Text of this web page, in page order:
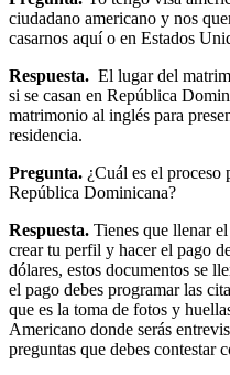
ciudadano americano y nos
casarnos aquí o en Estados
Respuesta. El lugar del
si se casan en República
matrimonio al inglés para
residencia.
Pregunta. ¿Cuál es el proceso
República Dominicana?
Respuesta. Tienes que llenar
crear tu perfil y hacer el pago
dólares, estos documentos se
el pago debes programar las
que es la toma de fotos y
Americano donde serás
preguntas que debes contestar